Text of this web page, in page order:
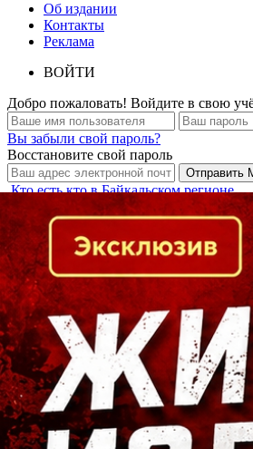
Об издании
Контакты
Реклама
ВОЙТИ
Добро пожаловать! Войдите в свою
Вы забыли свой пароль?
Восстановите свой пароль
Кто есть кто в Байкальском регионе